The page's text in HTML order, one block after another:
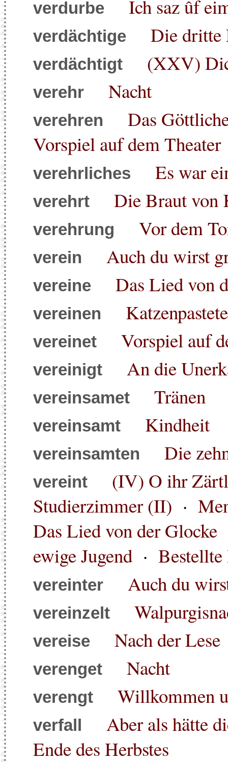
verdurbe Ich saz ûf
verdächtige Die dritte
verdächtigt (XXV)
verehr Nacht
verehren
Das
Vorspiel auf dem Theater
verehrliches Es war
verehrt Die Braut von
verehrung Vor dem
verein Auch du wirst
vereine Das Lied von
vereinen Katzenpastete
vereinet Vorspiel auf
vereinigt An die
vereinsamet Tränen
vereinsamt Kindheit
vereinsamten Die
vereint
(IV) O ihr
Studierzimmer (II) ·
Das Lied von der Glocke
ewige Jugend · Bestellte
vereinter Auch du
vereinzelt
vereise Nach der Lese
verenget Nacht
verengt Willkommen
verfall
Aber als hätte
Ende des Herbstes